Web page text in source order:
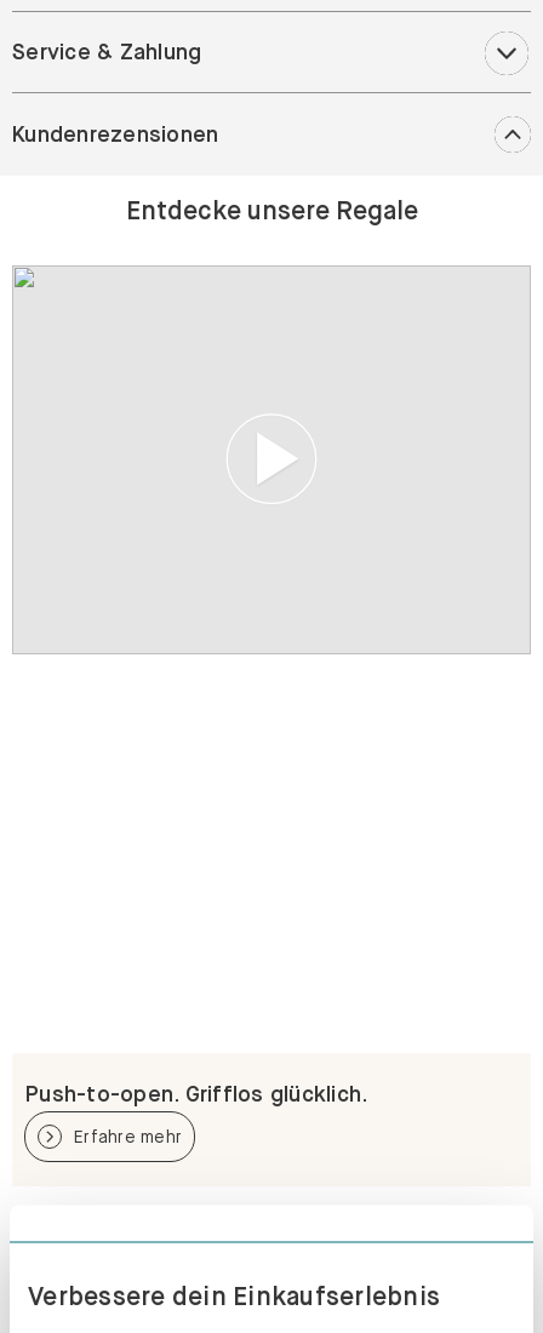
Verbessere dein Einkaufserlebnis
Service & Zahlung
Kundenrezensionen
Entdecke unsere Regale
Push-to-open. Grifflos glücklich.
Erfahre mehr